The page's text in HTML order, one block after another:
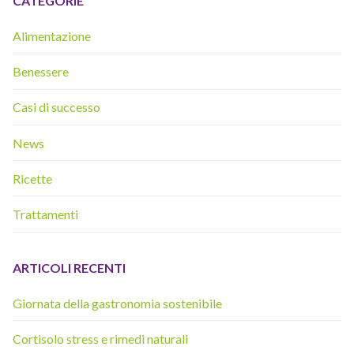
Alimentazione
Benessere
Casi di successo
News
Ricette
Trattamenti
ARTICOLI RECENTI
Giornata della gastronomia sostenibile
Cortisolo stress e rimedi naturali